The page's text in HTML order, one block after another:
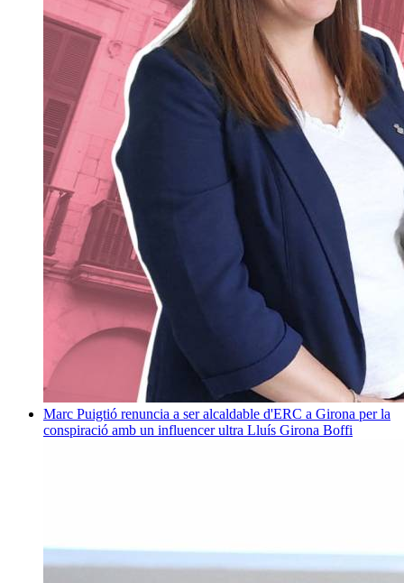
Marc Puigtió renuncia a ser alcaldable d'ERC a Girona per la
conspiració amb un influencer ultra Lluís Girona Boffi